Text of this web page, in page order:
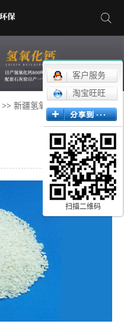
>>新疆氢氧化钙
客户服务
淘宝旺旺
扫描二维码